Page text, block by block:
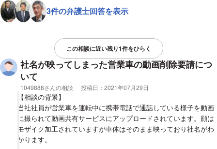
内容は
・未払い不正常習犯 (大きく)
・不正出庫確認済み
・警察・弁護士に相談済み
・車両をみかけた方は連絡してください
・次回不正出庫された場合は内容証明を送らせていただきます。
これは個人情報保護法違反や名誉棄損になりませんか？
張り紙は4時間貼られ、友達からの連絡で貼られていると知り、
管理会社に連絡してすぐに剥がしてもらい、当日に指示した方が
謝罪にこられ今は訂正・お詫びの張り紙が貼られています。
ちなみに常習犯とか書かれてる張り紙の写真ももっています。
3件の弁護士回答を表示
この相談に近い残り1件をひらく
社名が映ってしまった営業車の動画削除要請につ
いて
相談者
1049888さんの相談 投稿日： 2021年07月29日
【相談の背景】
当社社員が営業車を運転中に携帯電話で通話している様子を動画
に撮られて動画共有サービスにアップロードされています。顔は
モザイク加工されていますが車体はそのまま映っており社名がわ
かります。